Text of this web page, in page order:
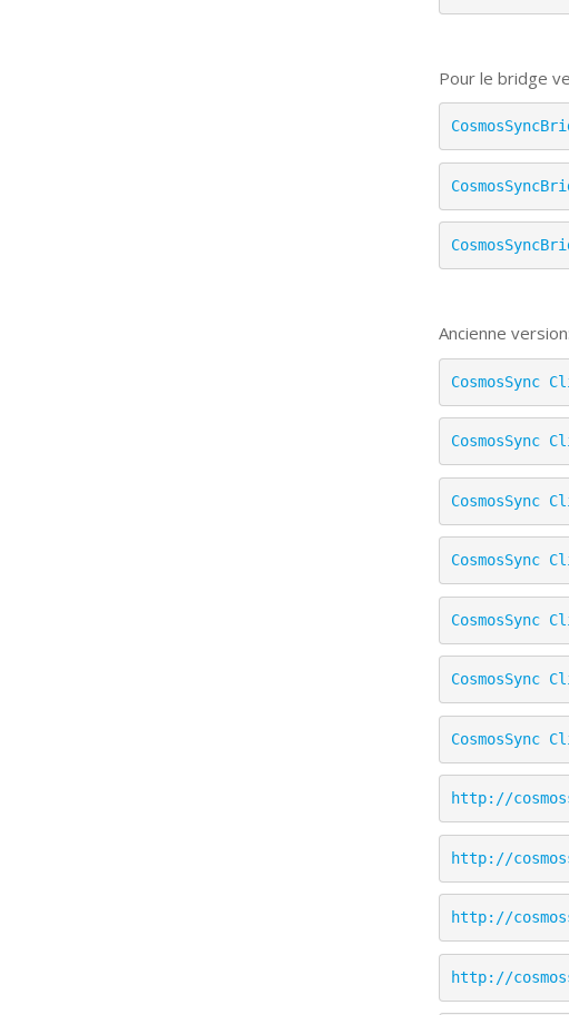
Pour le bridge
Ancienne version:
CosmosSync
CosmosSync
CosmosSync
CosmosSync
CosmosSync
CosmosSync
CosmosSync
http://
http://
http://
http://